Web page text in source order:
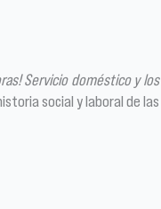
Servicio doméstico y los
social y laboral de las